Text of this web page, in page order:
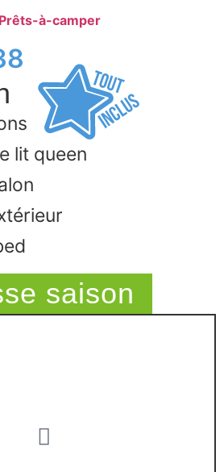
à-camper
lit queen
saison